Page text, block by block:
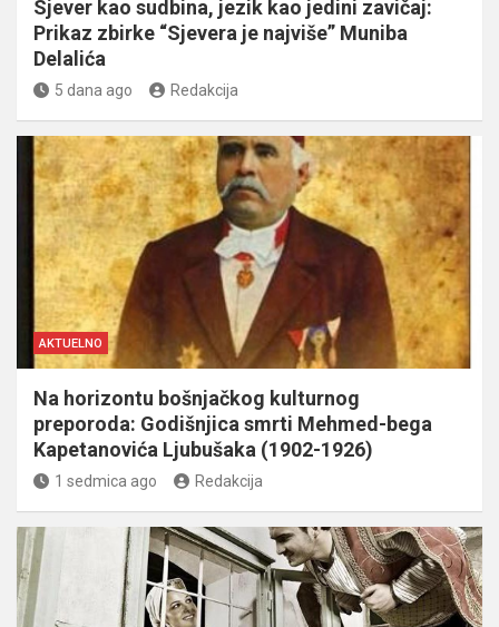
Sjever kao sudbina, jezik kao jedini zavičaj:
Prikaz zbirke “Sjevera je najviše” Muniba
Delalića
5 dana ago Redakcija
AKTUELNO
Na horizontu bošnjačkog kulturnog
preporoda: Godišnjica smrti Mehmed-bega
Kapetanovića Ljubušaka (1902-1926)
1 sedmica ago Redakcija